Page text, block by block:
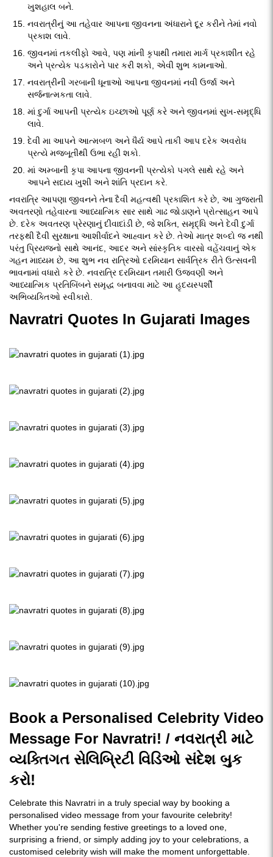
ખુશહાલ બને.
નવરાત્રીનું આ તહેવાર આપના જીવનના અંધારાને દૂર કરીને તેમાં નવો
પ્રકાશ લાવે.
જીવનમાં તકલીફો આવે, પણ માંની કૃપાથી તમારા માર્ગ પ્રકાશીત રહે
અને પ્રત્યેક પડકારોને પાર કરી શકો, એવી શુભ કામનાઓ.
નવરાત્રીની ગરબાની ધૂનાઓ આપના જીવનમાં નવી ઉર્જા અને
સર્જનાત્મકતા લાવે.
માં દુર્ગા આપની પ્રત્યેક ઇચ્છાઓ પૂર્ણ કરે અને જીવનમાં સુખ-સમૃદ્ધિ
લાવે.
દેવી મા આપને આત્મબળ અને ધૈર્ય આપે તાકી આપ દરેક અવરોધ
પ્રત્યે મજબૂતીથી ઉભા રહી શકો.
માં અમ્બાની કૃપા આપના જીવનની પ્રત્યેકો પગલે સાથે રહે અને
આપને સદાય ખુશી અને શાંતિ પ્રદાન કરે.
નવરાત્રિ આપણા જીવનને તેના દૈવી મહત્વથી પ્રકાશિત કરે છે, આ ગુજરાતી
અવતરણો તહેવારના આધ્યાત્મિક સાર સાથે ગાઢ જોડાણને પ્રોત્સાહન આપે
છે. દરેક અવતરણ પ્રેરણાનું દીવાદાંડી છે, જે શક્તિ, સમૃદ્ધિ અને દેવી દુર્ગા
તરફથી દૈવી સુરક્ષાના આશીર્વાદને આહ્વાન કરે છે. તેઓ માત્ર શબ્દો જ નથી
પરંતુ પ્રિયજનો સાથે આનંદ, આદર અને સાંસ્કૃતિક વારસો વહેંચવાનું એક
ગહન માધ્યમ છે, આ શુભ નવ રાત્રિઓ દરમિયાન સાર્વત્રિક રીતે ઉત્સવની
ભાવનામાં વધારો કરે છે. નવરાત્રિ દરમિયાન તમારી ઉજવણી અને
આધ્યાત્મિક પ્રતિબિંબને સમૃદ્ધ બનાવવા માટે આ હૃદયસ્પર્શી
અભિવ્યક્તિઓ સ્વીકારો.
Navratri Quotes In Gujarati Images
Book a Personalised Celebrity Video
Message For Navratri! / નવરાત્રી માટે
વ્યક્તિગત સેલિબ્રિટી વિડિઓ સંદેશ બુક
કરો!
Celebrate this Navratri in a truly special way by booking a
personalised video message from your favourite celebrity!
Whether you're sending festive greetings to a loved one,
surprising a friend, or simply adding joy to your celebrations, a
customised celebrity wish will make the moment unforgettable.